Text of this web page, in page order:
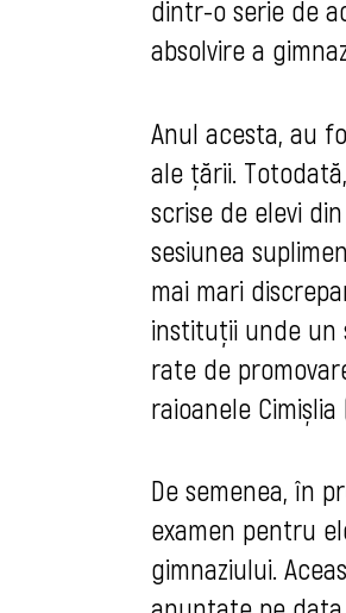
dintr-o serie de
absolvire a
Anul acesta, au
ale țării.
scrise de elevi
sesiunea
mai mari
instituții unde un
rate de
raioanele Cimișlia
De semenea, în
examen pentru
gimnaziului.